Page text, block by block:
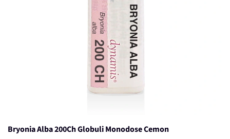
Bryonia Alba 200Ch Globuli Monodose Cemon